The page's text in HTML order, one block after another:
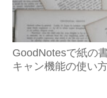
GoodNotesで紙の
キャン機能の使い